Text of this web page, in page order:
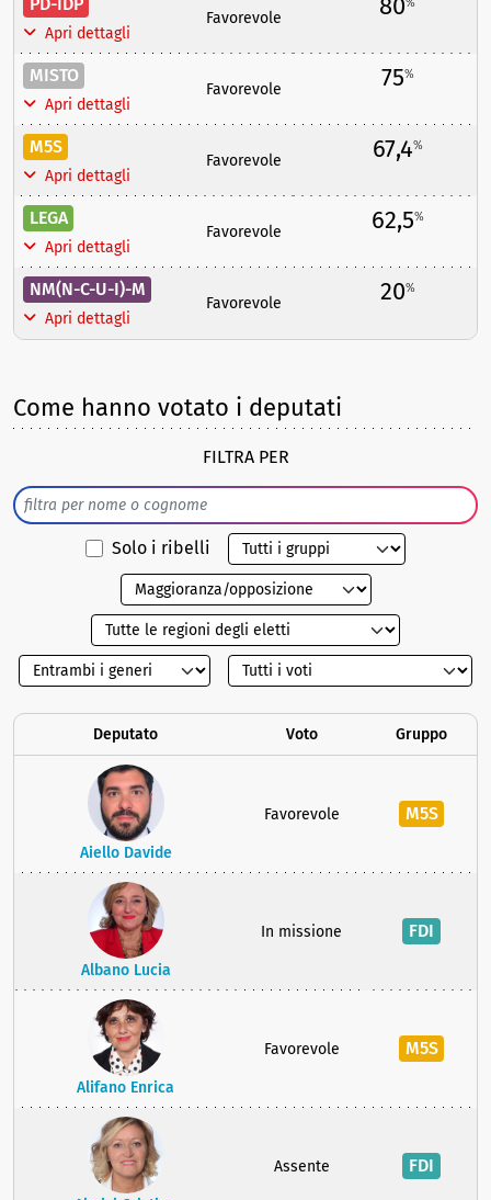
Apri dettagli
Favorevole 80
MISTO
Apri dettagli
Favorevole 75%
M5S
Apri dettagli
Favorevole 67,4%
LEGA
Apri dettagli
Favorevole 62,5%
NM(N-C-U-I)-M
Apri dettagli
Favorevole 20%
Come hanno votato i deputati
FILTRA PER
Solo i ribelli
Deputato Voto Gruppo
Aiello Davide
Favorevole M5S
Albano Lucia
In missione FDI
Alifano Enrica
Favorevole M5S
Assente FDI